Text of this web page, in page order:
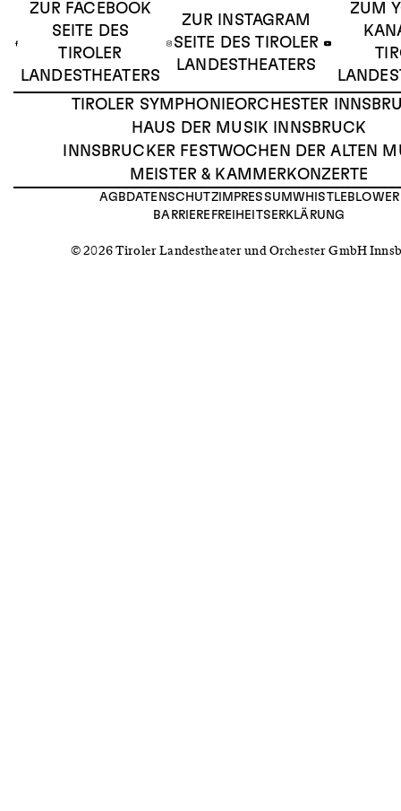
ZUR FACEBOOK
SEITE DES
TIROLER
LANDESTHEATERS
ZUR INSTAGRAM
SEITE DES TIROLER
LANDESTHEATERS
ZUM
TIROLER SYMPHONIEORCHESTER
HAUS DER MUSIK INNSBRUCK
INNSBRUCKER FESTWOCHEN DER ALTEN
MEISTER & KAMMERKONZERTE
AGB DATENSCHUTZIMPRESSUMWHISTLEBLOWER
BARRIEREFREIHEITSERKLÄRUNG
© 2026 Tiroler Landestheater und Orchester GmbH